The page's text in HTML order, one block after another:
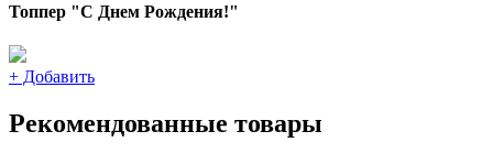
Топпер "С Днем Рождения!"
+ Добавить
Рекомендованные товары